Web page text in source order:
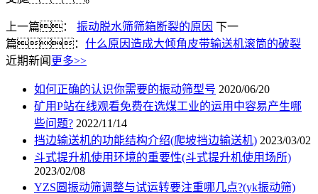
上一篇： 振动脱水筛筛箱断裂的原因 下一
篇： 什么原因造成大倾角皮带输送机滚筒的破裂
近期新闻 更多>>
如何正确的认识你需要的振动筛型号 2020/06/20
矿用P站在线观看免费在选煤工业的运用中容易产生哪
些问题? 2022/11/14
挡边输送机的功能结构介绍(爬坡挡边输送机) 2023/03/02
斗式提升机使用环境的重要性(斗式提升机使用场所)
2023/02/08
YZS圆振动筛调整与试运转要注重哪几点?(yk振动筛)